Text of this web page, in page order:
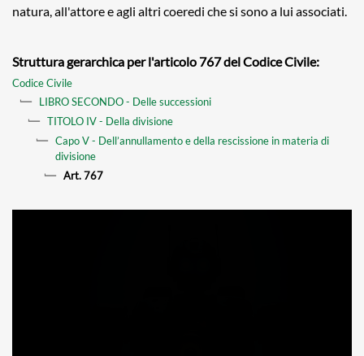
natura, all'attore e agli altri coeredi che si sono a lui associati.
Struttura gerarchica per l'articolo 767 del Codice Civile:
Codice Civile
LIBRO SECONDO - Delle successioni
TITOLO IV - Della divisione
Capo V - Dell’annullamento e della rescissione in materia di
divisione
Art. 767